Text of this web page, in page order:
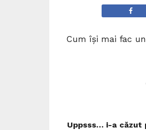
Cum îşi mai fac
Uppsss… i-a căzut